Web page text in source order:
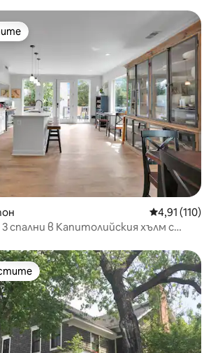
Средна
4,91 (110)
спални в Капитолийския хълм с
избор на гостите